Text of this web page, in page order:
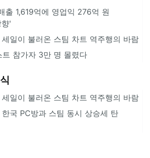
출 1,619억에 영업익 276억 원
'
일이 불러온 스팀 차트 역주행의 바람
트 참가자 3만 명 몰렸다
일이 불러온 스팀 차트 역주행의 바람
국 PC방과 스팀 동시 상승세 탄